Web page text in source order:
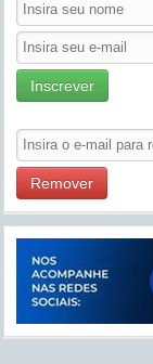
Inscrever
Remover